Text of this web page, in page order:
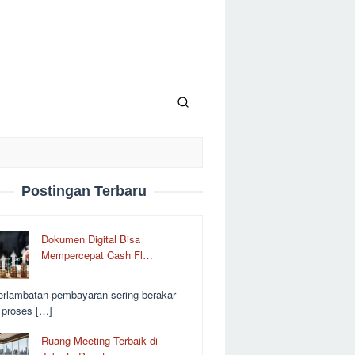
Postingan Terbaru
Dokumen Digital Bisa
Mempercepat Cash Fl…
pembayaran sering berakar
proses […]
Ruang Meeting Terbaik di